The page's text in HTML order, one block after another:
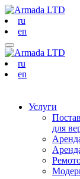
ru
en
ru
en
Услуги
для